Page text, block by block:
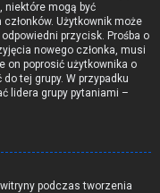
niektóre mogą być
Użytkownik może
przycisk. Prośba o
nowego członka, musi
on poprosić użytkownika o
tej grupy. W przypadku
lidera grupy pytaniami –
podczas tworzenia